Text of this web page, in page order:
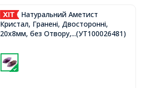
Натуральний Аметист
Кристал, Гранені, Двосторонні,
20х8мм, без Отвору,...(УТ100026481)